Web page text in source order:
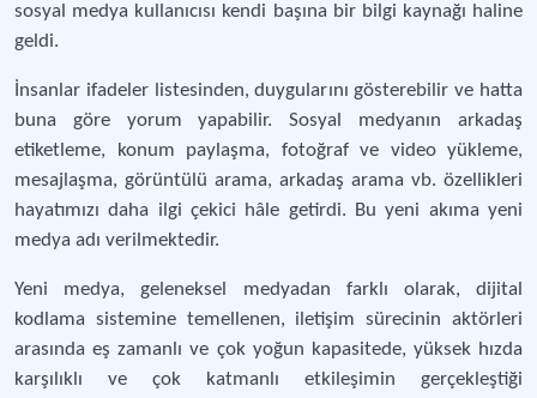
sosyal medya kullanıcısı kendi başına bir bilgi kaynağı haline
geldi.
İnsanlar ifadeler listesinden, duygularını gösterebilir ve hatta
buna göre yorum yapabilir. Sosyal medyanın arkadaş
etiketleme, konum paylaşma, fotoğraf ve video yükleme,
mesajlaşma, görüntülü arama, arkadaş arama vb. özellikleri
hayatımızı daha ilgi çekici hâle getirdi. Bu yeni akıma yeni
medya adı verilmektedir.
Yeni medya, geleneksel medyadan farklı olarak, dijital
kodlama sistemine temellenen, iletişim sürecinin aktörleri
arasında eş zamanlı ve çok yoğun kapasitede, yüksek hızda
karşılıklı ve çok katmanlı etkileşimin gerçekleştiği